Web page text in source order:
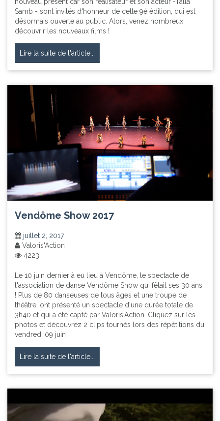
Samb - sont invités d'honneur de cette 9è édition, qui est
désormais ouverte au public. Alors, venez nombreux
découvrir les nouveaux films !
Lire la suite de l'article...
Vendôme Show 2017
juillet 2, 2017
Valoris'Action
4223
Le 10 juin dernier à eu lieu à Vendôme, le spectacle de
l'association de danse Vendôme Show qui fêtait ses 30 ans
! Plus de 80 danseuses de tous âges et une troupe de
théâtre, ont présenté un spectacle d'une durée totale de
3h40 et qui a été capté par Valoris'Action. Cliquez sur les
photos et découvrez 2 clips tournés lors des répétitions du
vendredi 09 juin
Lire la suite de l'article...